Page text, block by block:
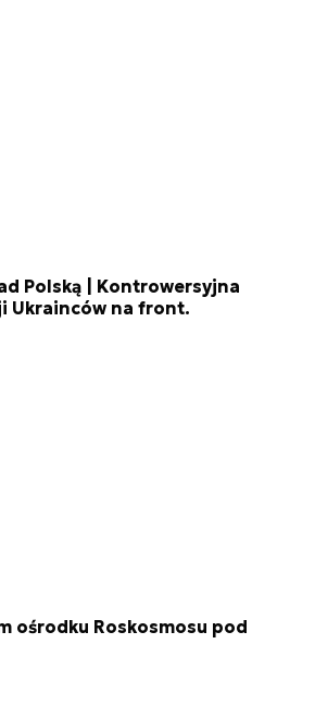
Polską | Kontrowersyjna
Ukrainców na front.
ośrodku Roskosmosu pod